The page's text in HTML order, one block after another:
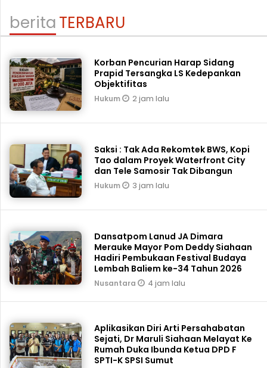
beritaTERBARU
Korban Pencurian Harap Sidang
Prapid Tersangka LS Kedepankan
Objektifitas
Hukum 2 jam lalu
Saksi : Tak Ada Rekomtek BWS, Kopi
Tao dalam Proyek Waterfront City
dan Tele Samosir Tak Dibangun
Hukum 3 jam lalu
Dansatpom Lanud JA Dimara
Merauke Mayor Pom Deddy Siahaan
Hadiri Pembukaan Festival Budaya
Lembah Baliem ke-34 Tahun 2026
Nusantara 4 jam lalu
Aplikasikan Diri Arti Persahabatan
Sejati, Dr Maruli Siahaan Melayat Ke
Rumah Duka Ibunda Ketua DPD F
SPTI-K SPSI Sumut